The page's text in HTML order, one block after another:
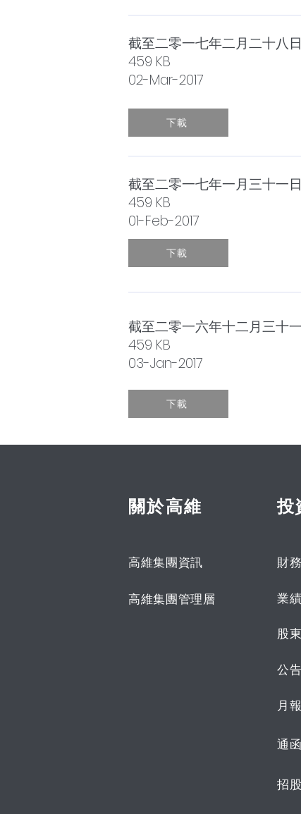
截至二零一七年二月二十八
459 KB
02-Mar-2017
下載
截至二零一七年一月三十一
459 KB
01-Feb-2017
下載
截至二零一六年十二月三十
459 KB
03-Jan-2017
下載
關於高維 投
高維集團資訊
高維集團管理層
財
業
股
公告
月
通
招